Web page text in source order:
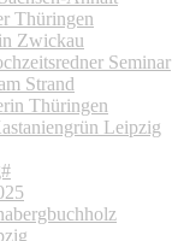
Thüringen
Zwickau
Seminar
Strand
Thüringen
Leipzig